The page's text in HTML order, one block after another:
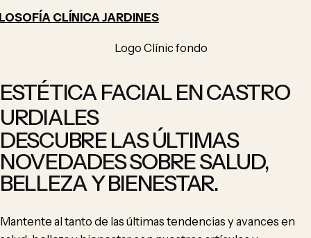
CLÍNICA JARDINES
ESTÉTICA FACIAL EN CASTRO
URDIALES
DESCUBRE LAS ÚLTIMAS
NOVEDADES SOBRE SALUD,
BELLEZA Y BIENESTAR.
Mantente al tanto de las últimas tendencias y avances en